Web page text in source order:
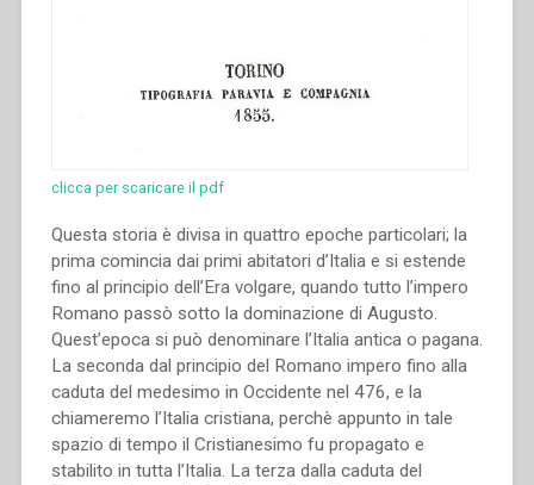
clicca per scaricare il pdf
Questa storia è divisa in quattro epoche particolari; la
prima comincia dai primi abitatori d’Italia e si estende
fino al principio dell’Era volgare, quando tutto l’impero
Romano passò sotto la dominazione di Augusto.
Quest’epoca si può denominare l’Italia antica o pagana.
La seconda dal principio del Romano impero fino alla
caduta del medesimo in Occidente nel 476, e la
chiameremo l’Italia cristiana, perchè appunto in tale
spazio di tempo il Cristianesimo fu propagato e
stabilito in tutta l’Italia. La terza dalla caduta del